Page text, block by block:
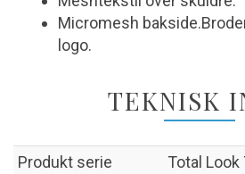
Micromesh
logo.
TEKNISK
Produkt serie Total